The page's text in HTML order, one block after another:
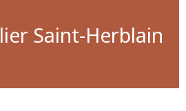
Saint-Herblain